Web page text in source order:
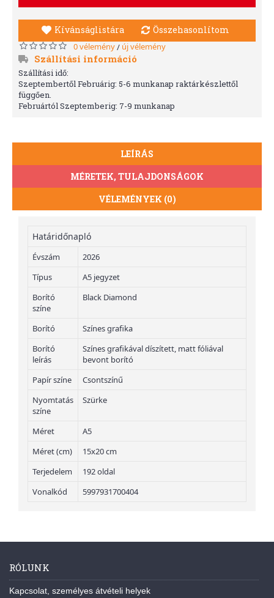
Kívánságlistára Összehasonlítom
0 vélemény/ új vélemény
Szállítási információ
Szállítási idő:
Szeptembertől Februárig: 5-6 munkanap raktárkészlettől
függően.
Februártól Szeptemberig: 7-9 munkanap
LEÍRÁS
MÉRETEK, TULAJDONSÁGOK
VÉLEMÉNYEK (0)
Határidőnapló
Évszám
2026
Típus
A5 jegyzet
Borító
színe
Black Diamond
Borító
Színes grafika
Borító
leírás
Színes grafikával díszített, matt fóliával
bevont borító
Papír színe
Csontszínű
Nyomtatás
színe
Szürke
Méret
A5
Méret (cm)
15x20 cm
Terjedelem
192 oldal
Vonalkód
5997931700404
RÓLUNK
Kapcsolat, személyes átvételi helyek